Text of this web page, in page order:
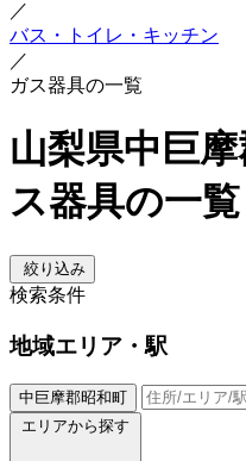
／
バス・トイレ・キッチン
／
ガス器具の一覧
山梨県中巨
ス器具の一覧
絞り込み
検索条件
地域エリア・駅
中巨摩郡昭和町
エリアから探す